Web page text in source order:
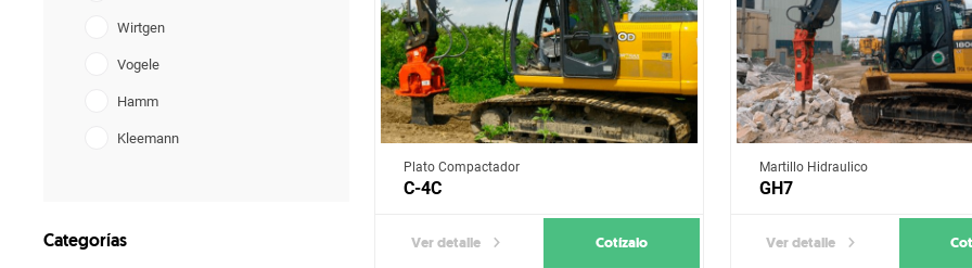
Wirtgen
Vogele
Hamm
Kleemann
Aksa
Categorías
Plato Compactador
C-4C
Ver detalle Cotízalo
Martillo Hidraulico
GH7
Ver detalle